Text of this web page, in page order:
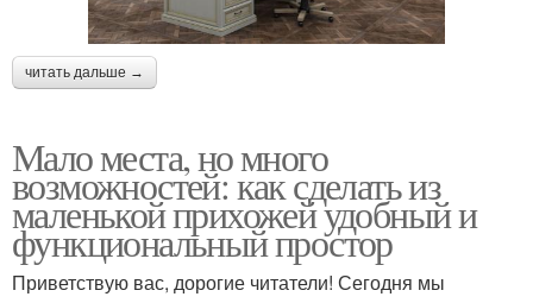
читать дальше →
Мало места, но много
возможностей: как сделать из
маленькой прихожей удобный и
функциональный простор
Приветствую вас, дорогие читатели! Сегодня мы